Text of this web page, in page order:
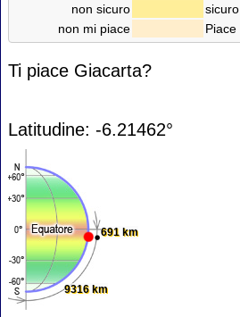
non sicuro
sicuro
non mi piace
Piace
Ti piace Giacarta?
Latitudine: -6.21462°
9316 km
691 km